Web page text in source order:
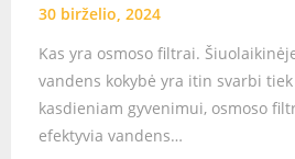
30 birželio, 2024
Kas yra osmoso filtrai.
vandens kokybė yra itin svarbi
kasdieniam gyvenimui, osmoso
efektyvia vandens…